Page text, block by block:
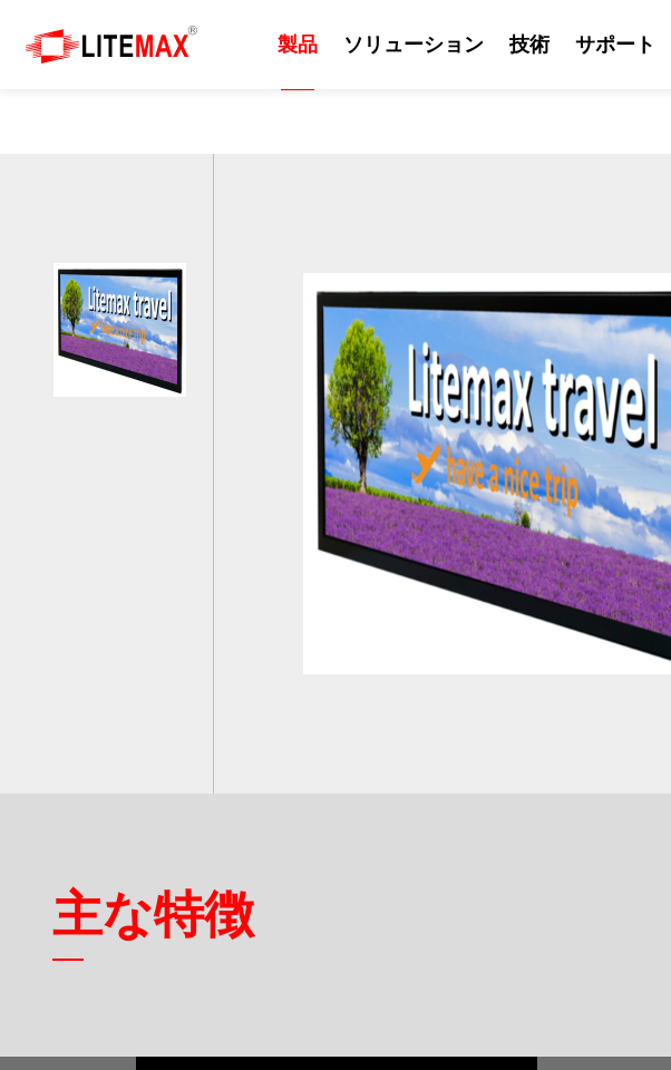
製品
組込みマザーボード
産業用コンピューター
産業用パネルコンピュー
ソリューション
エッジAI
セルフサービスシステム
EV充電器
POS/キオスク
技術
カッティングパネル
屋外
画質
サポート
ダウンロードセンター
ODM/OEMサービス
技術サポート
イベント
ニュースレター
企業の沿革
世界各地の拠点
世界のパートナー
ビジネス戦略パートナー
主な特徴